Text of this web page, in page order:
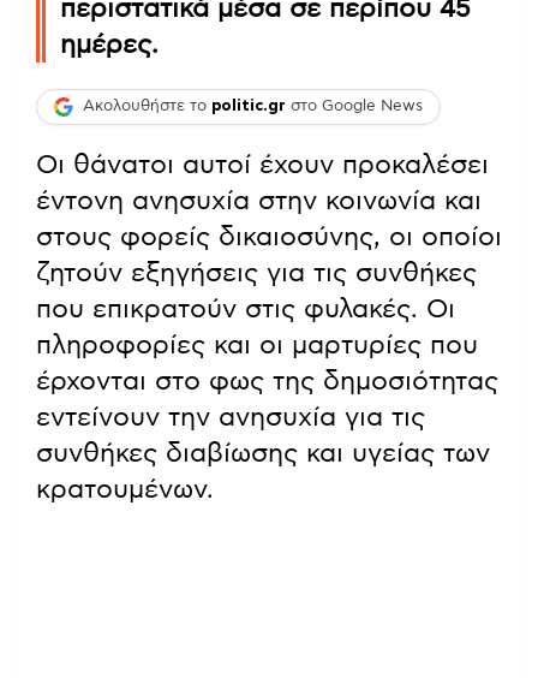
περιστατικά μέσα σε περίπου 45
ημέρες.
Ακολουθήστε το politic.gr στο Google News
Οι θάνατοι αυτοί έχουν προκαλέσει
έντονη ανησυχία στην κοινωνία και
στους φορείς δικαιοσύνης, οι οποίοι
ζητούν εξηγήσεις για τις συνθήκες
που επικρατούν στις φυλακές. Οι
πληροφορίες και οι μαρτυρίες που
έρχονται στο φως της δημοσιότητας
εντείνουν την ανησυχία για τις
συνθήκες διαβίωσης και υγείας των
κρατουμένων.